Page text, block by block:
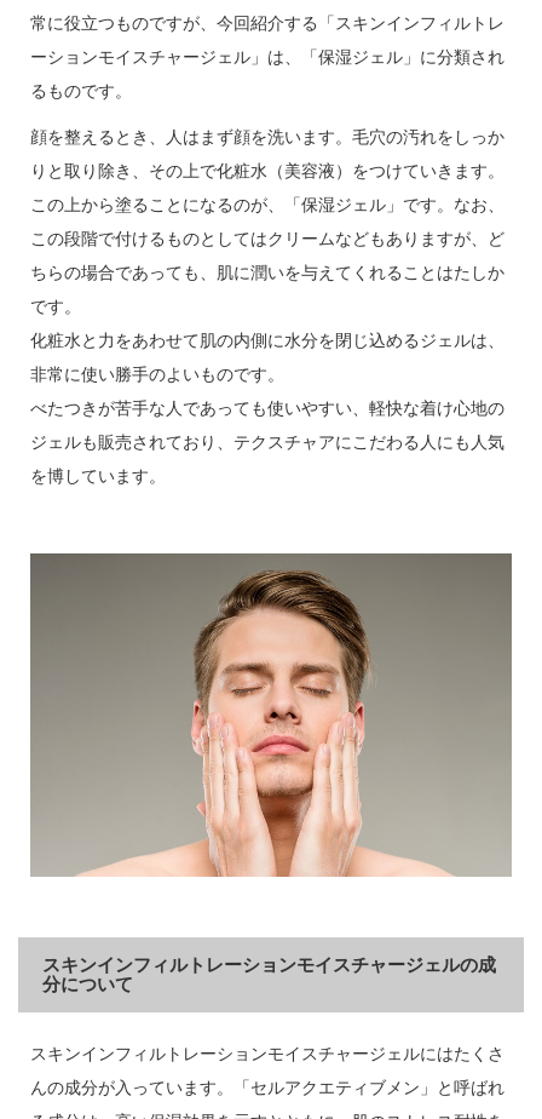
常に役立つものですが、今回紹介する「スキンインフィルトレ
ーションモイスチャージェル」は、「保湿ジェル」に分類され
るものです。
顔を整えるとき、人はまず顔を洗います。毛穴の汚れをしっか
りと取り除き、その上で化粧水（美容液）をつけていきます。
この上から塗ることになるのが、「保湿ジェル」です。なお、
この段階で付けるものとしてはクリームなどもありますが、ど
ちらの場合であっても、肌に潤いを与えてくれることはたしか
です。
化粧水と力をあわせて肌の内側に水分を閉じ込めるジェルは、
非常に使い勝手のよいものです。
べたつきが苦手な人であっても使いやすい、軽快な着け心地の
ジェルも販売されており、テクスチャアにこだわる人にも人気
を博しています。
スキンインフィルトレーションモイスチャージェルの成
分について
スキンインフィルトレーションモイスチャージェルにはたくさ
んの成分が入っています。「セルアクエティブメン」と呼ばれ